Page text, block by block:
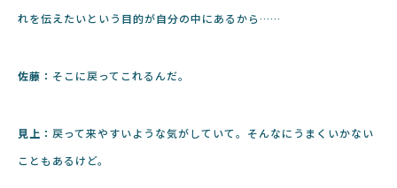
れを伝えたいという目的が自分の中にあるから……
佐藤： そこに戻ってこれるんだ。
見上： 戻って来やすいような気がしていて。そんなにうまくいかない
こともあるけど。